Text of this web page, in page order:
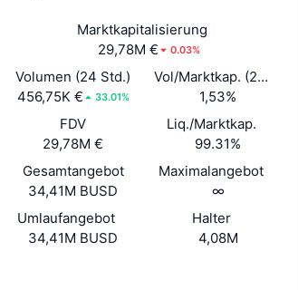
Marktkapitalisierung
29,78M €
0.03%
Volumen (24 Std.)
456,75K €
33.01%
Vol/Marktkap. (24 h)
1,53%
FDV
29,78M €
Liq./Marktkap.
99.31%
Gesamtangebot
34,41M BUSD
Maximalangebot
∞
Umlaufangebot
34,41M BUSD
Halter
4,08M